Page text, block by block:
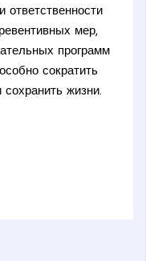
мер,
программ
сократить
жизни.